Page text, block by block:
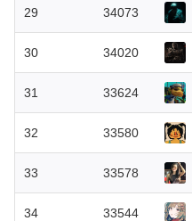
29 34073
30 34020
31 33624
32 33580
33 33578
34 33544